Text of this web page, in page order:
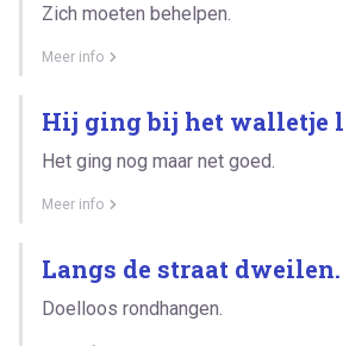
Zich moeten behelpen.
Meer info
Hij ging bij het walletje
Het ging nog maar net goed.
Meer info
Langs de straat dweilen.
Doelloos rondhangen.